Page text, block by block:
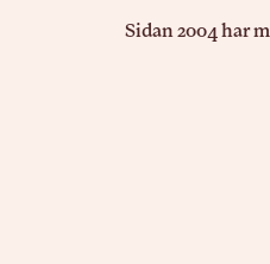
Sidan 2004 har